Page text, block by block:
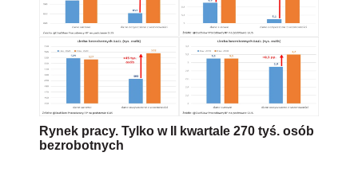
Rynek pracy. Tylko w II kwartale 270 tyś. osób
bezrobotnych